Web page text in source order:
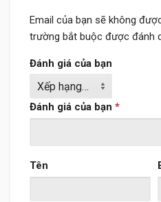
Email của bạn sẽ không
trường bắt buộc được đánh
Đánh giá của bạn
Đánh giá của bạn *
Tên